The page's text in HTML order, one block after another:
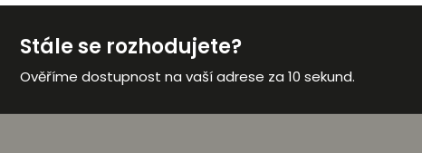
Stále se rozhodujete?
Ověříme dostupnost na vaší adrese za 10 sekund.